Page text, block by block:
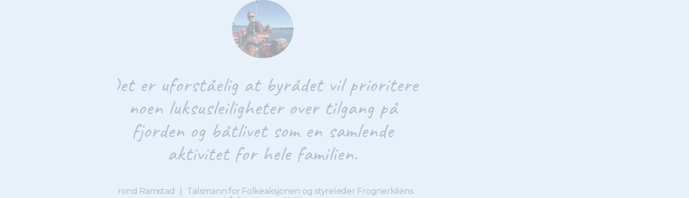
I småbåtutvalget er vi egentlig ganske
forbløffet over hvordan Oslo kommune
opptrer i denne saken.